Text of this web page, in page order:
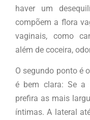
haver um
compõem a flora
vaginais, como
além de coceira,
O segundo ponto é
é bem clara: Se a
prefira as mais
íntimas. A lateral